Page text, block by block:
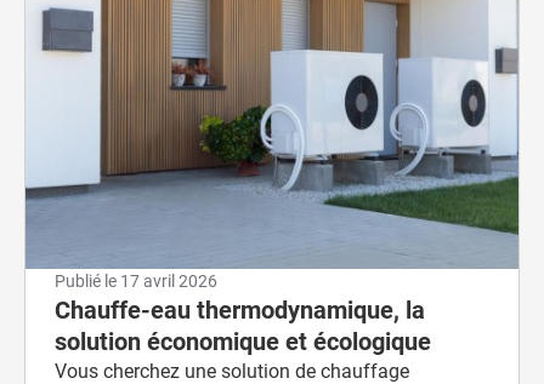
Publié le 17 avril 2026
Chauffe-eau thermodynamique, la
solution économique et écologique
Vous cherchez une solution de chauffage